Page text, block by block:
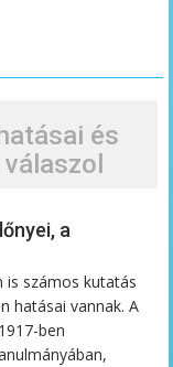
és
a
is számos kutatás
hatásai vannak. A
ben